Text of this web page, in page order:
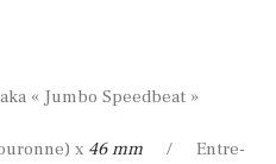
« Jumbo Speedbeat »
x 46 mm / Entre-